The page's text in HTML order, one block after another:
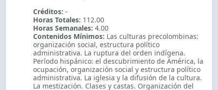
Créditos: -
Horas Totales: 112.00
Horas Semanales: 4.00
Contenidos Mínimos: Las culturas precolombinas:
organización social, estructura político
administrativa. La ruptura del orden indígena.
Período hispánico: el descubrimiento de América, la
ocupación, organización social y estructura político
administrativa. La iglesia y la difusión de la cultura.
La mestización. Clases y castas. Organización del